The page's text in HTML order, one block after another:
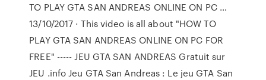
TO PLAY GTA SAN ANDREAS ONLINE ON PC …
13/10/2017 · This video is all about "HOW TO
PLAY GTA SAN ANDREAS ONLINE ON PC FOR
FREE" ----- JEU GTA SAN ANDREAS Gratuit sur
JEU .info Jeu GTA San Andreas : Le jeu GTA San